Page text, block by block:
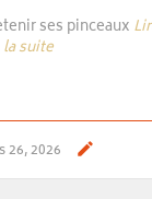
toile est une étape
Lire la suite
2024 